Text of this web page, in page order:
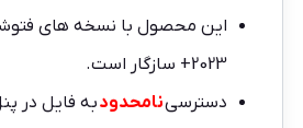
2023+ سازگار است.
دسترسینامحدودبه فایل در